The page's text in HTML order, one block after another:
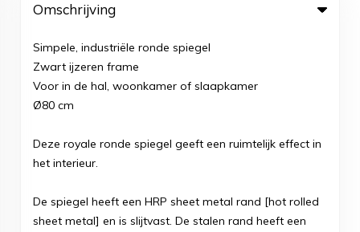
Omschrijving
Simpele, industriële ronde spiegel
Zwart ijzeren frame
Voor in de hal, woonkamer of slaapkamer
Ø80 cm
Deze royale ronde spiegel geeft een ruimtelijk effect in
het interieur.
De spiegel heeft een HRP sheet metal rand [hot rolled
sheet metal] en is slijtvast. De stalen rand heeft een